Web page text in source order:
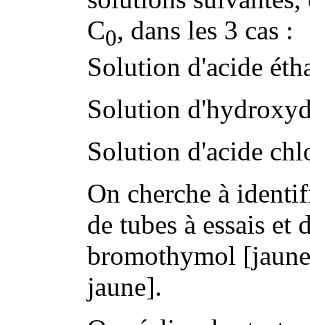
C0, dans les 3 cas :
Solution d'acide
Solution
Solution d'acide
On cherche à
de tubes à essais
bromothymol
jaune].